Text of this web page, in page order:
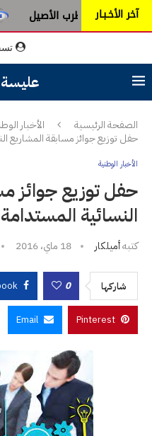
آخر الأخـبـار
من عبق الطرب الأصيل
عليسة
الصفحة الرئيسية
الأخبار
حفل توزيع جوائز مسابقة المشاريع
الأخبار الوطنية
حفل توزيع جوائز
النسائية
كتبهأميلكار 18 ماي، 2016
شاركها 0
Pinterest
Email